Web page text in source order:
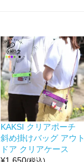
KAKSI クリアポーチ
斜め掛けバッグ アウト
ドア クリアケース